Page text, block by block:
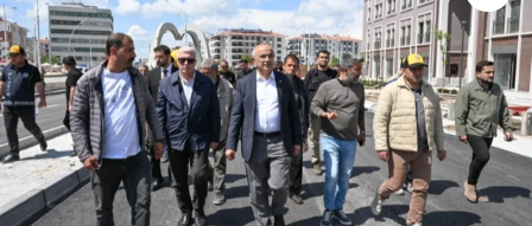
İletişim
Künye
Tüm Manşetler
Son Dakika Haberleri
Haber Arşivi